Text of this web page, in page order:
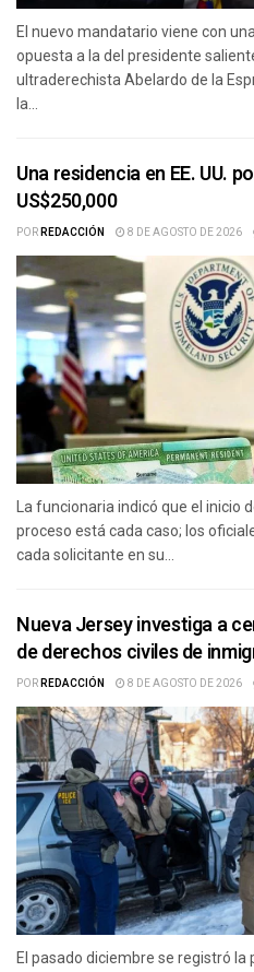
El nuevo mandatario viene con
opuesta a la del presidente
ultraderechista Abelardo de la
la...
Una residencia en EE. UU.
US$250,000
PORREDACCIÓN 8 DE AGOSTO DE 2026
La funcionaria indicó que el inicio
proceso está cada caso; los
cada solicitante en su...
Nueva Jersey investiga a
de derechos civiles de
PORREDACCIÓN 8 DE AGOSTO DE 2026
El pasado diciembre se registró